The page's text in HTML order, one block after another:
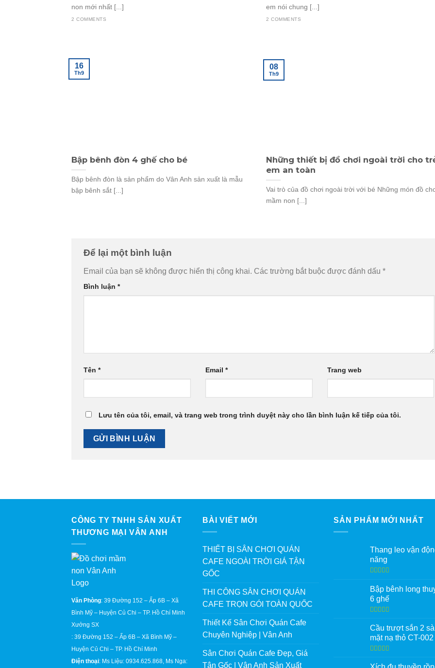
non mới nhất [...]
2 COMMENTS
em nói chung [...]
2 COMMENTS
Bập bênh đòn 4 ghế cho bé
Bập bênh đòn là sản phẩm do Vân Anh sản xuất là mẫu
bập bênh sắt [...]
16
Th9
Những thiết bị đồ chơi ngoài trời cho
em an toàn
Vai trò của đồ chơi ngoài trời với bé Những món đồ
mầm non [...]
08
Th9
Để lại một bình luận
Email của bạn sẽ không được hiển thị công khai. Các trường bắt buộc được đánh dấu *
Bình luận *
Tên * Email * Trang web
Lưu tên của tôi, email, và trang web trong trình duyệt này cho lần bình luận kế tiếp của tôi.
CÔNG TY TNHH SẢN XUẤT
THƯƠNG MẠI VÂN ANH
Văn Phòng: 39 Đường 152 – Ấp 6B – Xã
Bình Mỹ – Huyện Củ Chi – TP. Hồ Chí Minh
Xưởng SX
: 39 Đường 152 – Ấp 6B – Xã Bình Mỹ –
Huyện Củ Chi – TP. Hồ Chí Minh
Điện thoại: Ms Liệu: 0934.625.868, Ms Nga:
BÀI VIẾT MỚI
THIẾT BỊ SÂN CHƠI QUÁN
CAFE NGOÀI TRỜI GIÁ TẬN
GỐC
THI CÔNG SÂN CHƠI QUÁN
CAFE TRỌN GÓI TOÀN QUỐC
Thiết Kế Sân Chơi Quán Cafe
Chuyên Nghiệp | Vân Anh
Sân Chơi Quán Cafe Đẹp, Giá
Tận Gốc | Vân Anh Sản Xuất
SẢN PHẨM MỚI NHẤT
Thang leo vận
năng
hạng 5.005
sao
Bập bênh long
6 ghế
hạng 5.005
sao
Cầu trượt sắn 2
mặt nạ thỏ CT-002
hạng5.00 5